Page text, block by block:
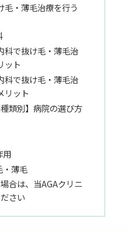
毛・薄毛治療を行う
科で抜け毛・薄毛治
ット
科で抜け毛・薄毛治
リット
種類別】病院の選び方
用
・薄毛
合は、当AGAクリニ
さい